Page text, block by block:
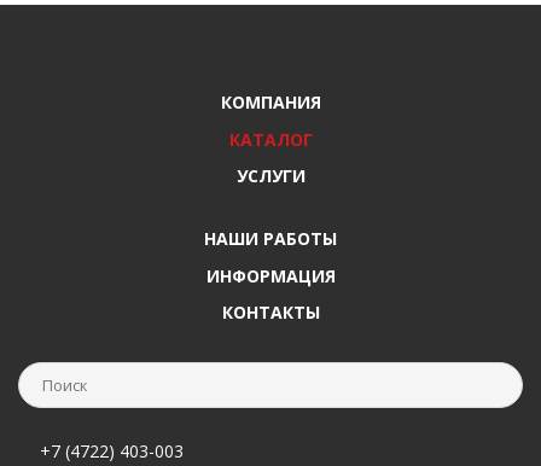
КОМПАНИЯ
КАТАЛОГ
УСЛУГИ
НАШИ РАБОТЫ
ИНФОРМАЦИЯ
КОНТАКТЫ
+7 (4722) 403-003